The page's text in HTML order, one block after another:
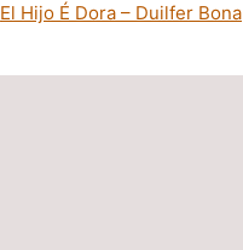
El Hijo É Dora – Duilfer Bona